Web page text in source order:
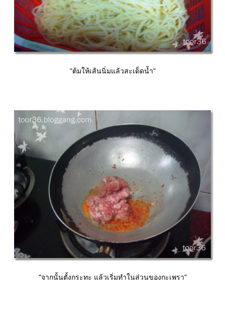
"ต้มให้เส้นนิ่มแล้วสะเด็ดน้ำ"
"จากนั้นตั้งกระทะ แล้วเริ่มทำในส่วนของกะเพรา"